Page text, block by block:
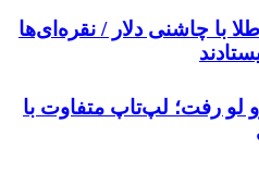
با چاشنی دلار / نقره‌ای‌ها
لو رفت؛ لپ‌تاپ متفاوت با